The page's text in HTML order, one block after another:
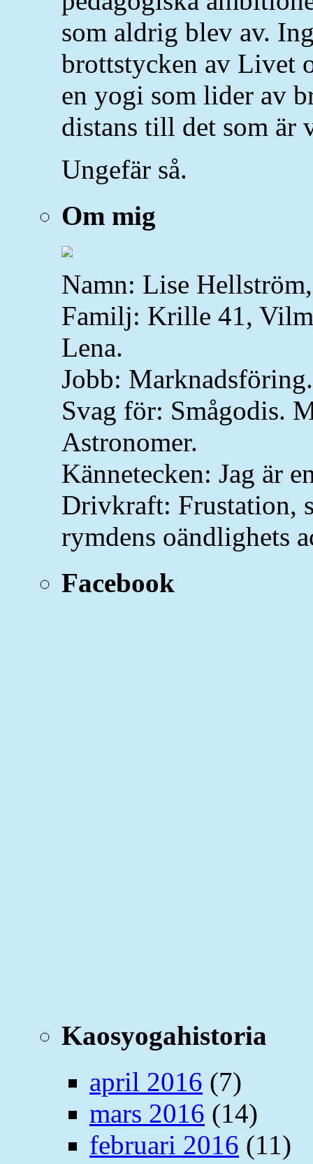
som aldrig blev av.
brottstycken av Livet
en yogi som lider av
distans till det som är
Ungefär så.
Om mig
Namn: Lise
Familj: Krille 41,
Lena.
Jobb: Marknadsföring.
Svag för: Smågodis.
Astronomer.
Kännetecken: Jag är
Drivkraft: Frustation,
rymdens oändlighets
Facebook
Kaosyogahistoria
april 2016 (7)
mars 2016 (14)
februari 2016 (11)